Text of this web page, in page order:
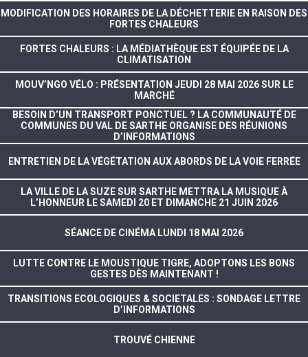
MODIFICATION DES HORAIRES DE LA DÉCHETTERIE EN RAISON DES
FORTES CHALEURS
FORTES CHALEURS : LA MÉDIATHÈQUE EST ÉQUIPÉE DE LA
CLIMATISATION
MOUV’NGO VÉLO : PRÉSENTATION JEUDI 28 MAI 2026 SUR LE
MARCHÉ
BESOIN D’UN TRANSPORT PONCTUEL ? LA COMMUNAUTÉ DE
COMMUNES DU VAL DE SARTHE ORGANISE DES RÉUNIONS
D’INFORMATIONS
ENTRETIEN DE LA VÉGÉTATION AUX ABORDS DE LA VOIE FERRÉE
LA VILLE DE LA SUZE SUR SARTHE METTRA LA MUSIQUE À
L’HONNEUR LE SAMEDI 20 ET DIMANCHE 21 JUIN 2026
SÉANCE DE CINÉMA LUNDI 18 MAI 2026
LUTTE CONTRE LE MOUSTIQUE TIGRE, ADOPTONS LES BONS
GESTES DÈS MAINTENANT !
TRANSITIONS ECOLOGIQUES & SOCIETALES : SONDAGE LETTRE
D’INFORMATIONS
TROUVÉ CHIENNE